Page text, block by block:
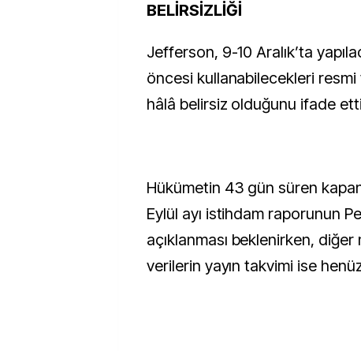
BELİRSİZLİĞİ
Jefferson, 9-10 Aralık’ta
öncesi kullanabilecekleri resmi
hâlâ belirsiz olduğunu ifade
Hükümetin 43 gün süren
Eylül ayı istihdam raporunun
açıklanması beklenirken,
verilerin yayın takvimi ise